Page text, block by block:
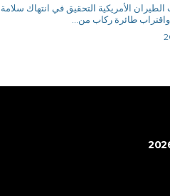
الأمريكية التحقيق في انتهاك سلامة
واقتراب طائرة ركاب من...